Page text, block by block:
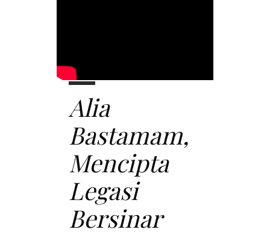
Alia
Bastamam,
Mencipta
Legasi
Bersinar